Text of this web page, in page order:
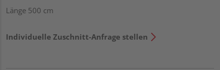
Länge 500 cm
Individuelle Zuschnitt-Anfrage stellen